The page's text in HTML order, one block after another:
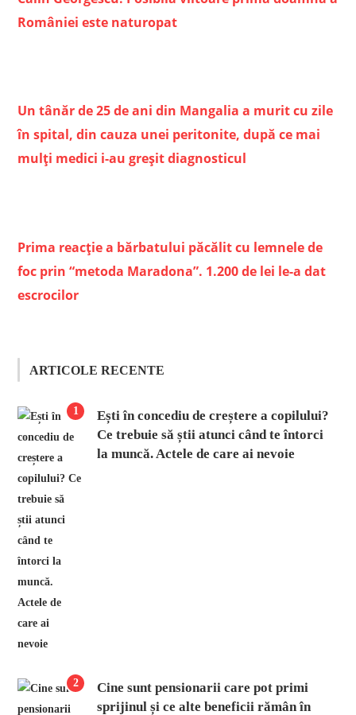
României este naturopat
Un tânăr de 25 de ani din Mangalia a murit cu zile
în spital, din cauza unei peritonite, după ce mai
mulţi medici i-au greşit diagnosticul
Prima reacţie a bărbatului păcălit cu lemnele de
foc prin “metoda Maradona”. 1.200 de lei le-a dat
escrocilor
ARTICOLE RECENTE
1
Ești în concediu de creștere a copilului?
Ce trebuie să știi atunci când te întorci
la muncă. Actele de care ai nevoie
2
Cine sunt pensionarii care pot primi
sprijinul și ce alte beneficii rămân în